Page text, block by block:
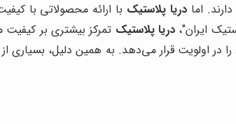
اما دریا پلاستیک با ارائه محصولاتی با
ایران"،دریا پلاستیک تمرکز بیشتری بر کیفیت
اولویت قرار می‌دهد. به همین دلیل، بسیاری از